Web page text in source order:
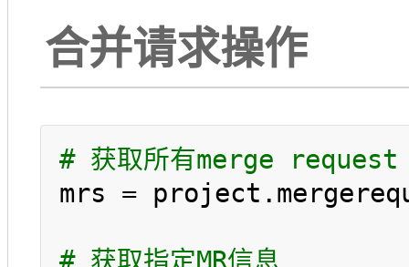
合并请求操作
# 获取所有merge request
mrs =
# 获取指定MR信息